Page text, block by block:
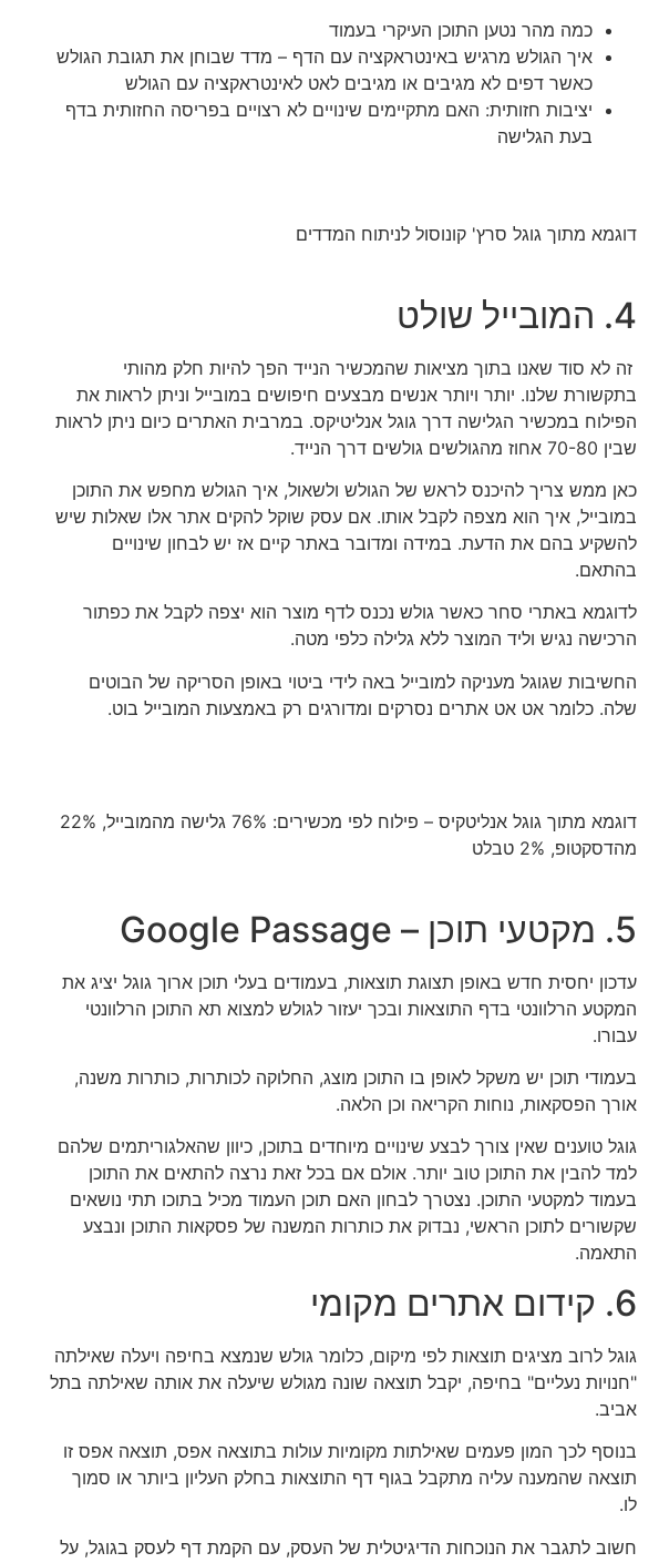
כמה מהר נטען התוכן העיקרי בעמוד
איך הגולש מרגיש באינטראקציה עם הדף – מדד שבוחן את תגובת הגולש
כאשר דפים לא מגיבים או מגיבים לאט לאינטראקציה עם הגולש
יציבות חזותית: האם מתקיימים שינויים לא רצויים בפריסה החזותית בדף
בעת הגלישה
דוגמא מתוך גוגל סרץ' קונוסול לניתוח המדדים
4. המובייל שולט
זה לא סוד שאנו בתוך מציאות שהמכשיר הנייד הפך להיות חלק מהותי
בתקשורת שלנו. יותר ויותר אנשים מבצעים חיפושים במובייל וניתן לראות את
הפילוח במכשיר הגלישה דרך גוגל אנליטיקס. במרבית האתרים כיום ניתן לראות
שבין 70-80 אחוז מהגולשים גולשים דרך הנייד.
כאן ממש צריך להיכנס לראש של הגולש ולשאול, איך הגולש מחפש את התוכן
במובייל, איך הוא מצפה לקבל אותו. אם עסק שוקל להקים אתר אלו שאלות שיש
להשקיע בהם את הדעת. במידה ומדובר באתר קיים אז יש לבחון שינויים
בהתאם.
לדוגמא באתרי סחר כאשר גולש נכנס לדף מוצר הוא יצפה לקבל את כפתור
הרכישה נגיש וליד המוצר ללא גלילה כלפי מטה.
החשיבות שגוגל מעניקה למובייל באה לידי ביטוי באופן הסריקה של הבוטים
שלה. כלומר אט אט אתרים נסרקים ומדורגים רק באמצעות המובייל בוט.
דוגמא מתוך גוגל אנליטקיס – פילוח לפי מכשירים: 76% גלישה מהמובייל, 22%
מהדסקטופ, 2% טבלט
5. מקטעי תוכן – Google Passage
עדכון יחסית חדש באופן תצוגת תוצאות, בעמודים בעלי תוכן ארוך גוגל יציג את
המקטע הרלוונטי בדף התוצאות ובכך יעזור לגולש למצוא תא התוכן הרלוונטי
עבורו.
בעמודי תוכן יש משקל לאופן בו התוכן מוצג, החלוקה לכותרות, כותרות משנה,
אורך הפסקאות, נוחות הקריאה וכן הלאה.
גוגל טוענים שאין צורך לבצע שינויים מיוחדים בתוכן, כיוון שהאלגוריתמים שלהם
למד להבין את התוכן טוב יותר. אולם אם בכל זאת נרצה להתאים את התוכן
בעמוד למקטעי התוכן. נצטרך לבחון האם תוכן העמוד מכיל בתוכו תתי נושאים
שקשורים לתוכן הראשי, נבדוק את כותרות המשנה של פסקאות התוכן ונבצע
התאמה.
6. קידום אתרים מקומי
גוגל לרוב מציגים תוצאות לפי מיקום, כלומר גולש שנמצא בחיפה ויעלה שאילתה
"חנויות נעליים" בחיפה, יקבל תוצאה שונה מגולש שיעלה את אותה שאילתה בתל
אביב.
בנוסף לכך המון פעמים שאילתות מקומיות עולות בתוצאה אפס, תוצאה אפס זו
תוצאה שהמענה עליה מתקבל בגוף דף התוצאות בחלק העליון ביותר או סמוך
לו.
חשוב לתגבר את הנוכחות הדיגיטלית של העסק, עם הקמת דף לעסק בגוגל, על